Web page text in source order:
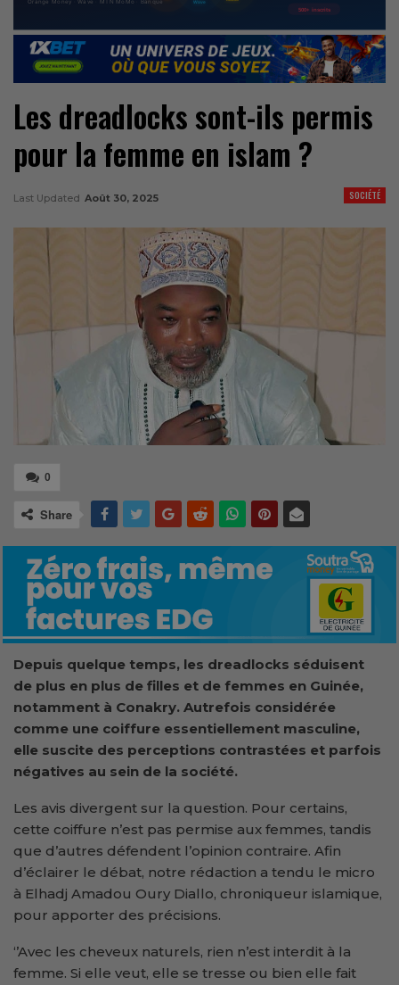
Les dreadlocks sont-ils permis
pour la femme en islam ?
SOCIÉTÉ
Last Updated Août 30, 2025
0
Share
Depuis quelque temps, les dreadlocks séduisent
de plus en plus de filles et de femmes en Guinée,
notamment à Conakry. Autrefois considérée
comme une coiffure essentiellement masculine,
elle suscite des perceptions contrastées et parfois
négatives au sein de la société.
Les avis divergent sur la question. Pour certains,
cette coiffure n’est pas permise aux femmes, tandis
que d’autres défendent l’opinion contraire. Afin
d’éclairer le débat, notre rédaction a tendu le micro
à Elhadj Amadou Oury Diallo, chroniqueur islamique,
pour apporter des précisions.
‘’Avec les cheveux naturels, rien n’est interdit à la
femme. Si elle veut, elle se tresse ou bien elle fait